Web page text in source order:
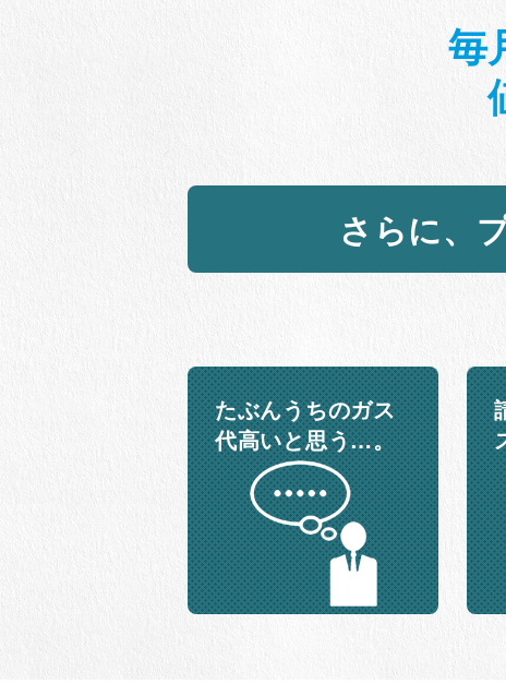
毎
さらに、
たぶんうちのガス
代高いと思う…。